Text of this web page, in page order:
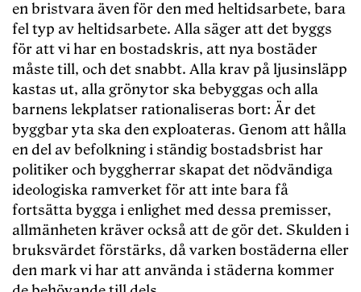
en bristvara även för den med heltidsarbete, bara
fel typ av heltidsarbete. Alla säger att det byggs
för att vi har en bostadskris, att nya bostäder
måste till, och det snabbt. Alla krav på ljusinsläpp
kastas ut, alla grönytor ska bebyggas och alla
barnens lekplatser rationaliseras bort: Är det
byggbar yta ska den exploateras. Genom att hålla
en del av befolkning i ständig bostadsbrist har
politiker och byggherrar skapat det nödvändiga
ideologiska ramverket för att inte bara få
fortsätta bygga i enlighet med dessa premisser,
allmänheten kräver också att de gör det. Skulden i
bruksvärdet förstärks, då varken bostäderna eller
den mark vi har att använda i städerna kommer